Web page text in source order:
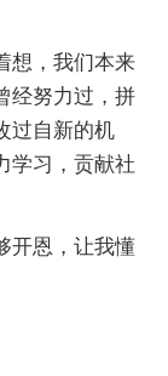
想，我们本来
经努力过，拼
过自新的机
学习，贡献社
开恩，让我懂